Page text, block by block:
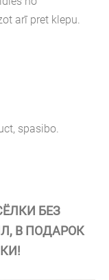
БЕЗ
В ПОДАРОК
arī pret klepu.
spasibo.